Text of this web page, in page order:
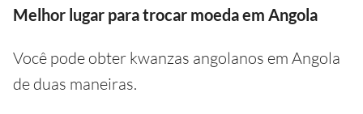
Melhor lugar para trocar moeda em Angola
Você pode obter kwanzas angolanos em Angola
de duas maneiras.